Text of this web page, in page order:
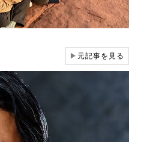
▶元記事を見る